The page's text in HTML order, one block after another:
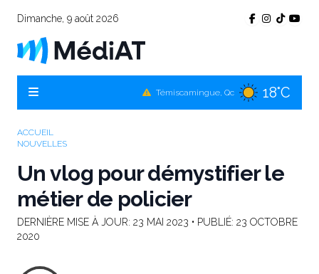
Dimanche, 9 août 2026
La Sarre, Qc 17°C
Amos, Qc 18°C
ACCUEIL
NOUVELLES
Un vlog pour démystifier le
métier de policier
DERNIÈRE MISE À JOUR: 23 MAI 2023 • PUBLIÉ: 23 OCTOBRE
2020